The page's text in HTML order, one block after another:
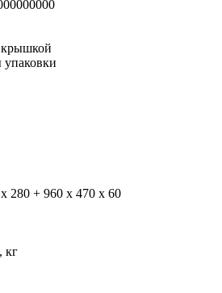
крышкой
упаковки
280 + 960 х 470 х 60
кг